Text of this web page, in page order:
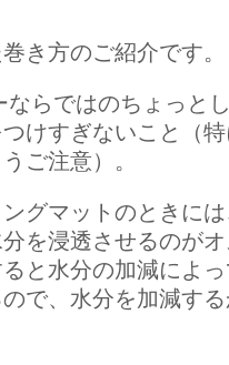
き方のご紹介です。
ならではのちょっと
けすぎないこと（
ご注意）。
グマットのときに
を浸透させるのが
と水分の加減によ
で、水分を加減す